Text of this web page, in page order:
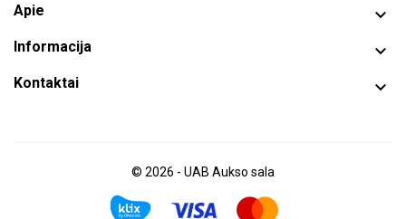
Apie 
Informacija 
Kontaktai 
© 2026 - UAB Aukso sala